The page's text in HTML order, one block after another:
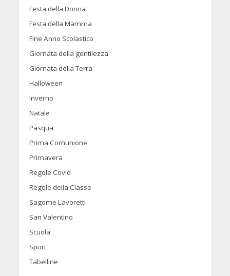
Festa della Donna
Festa della Mamma
Fine Anno Scolastico
Giornata della gentilezza
Giornata della Terra
Halloween
Inverno
Natale
Pasqua
Prima Comunione
Primavera
Regole Covid
Regole della Classe
Sagome Lavoretti
San Valentino
Scuola
Sport
Tabelline